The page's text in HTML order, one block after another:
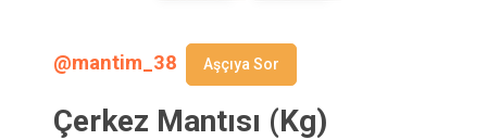
@mantim_38 Aşçıya Sor
Çerkez Mantısı (Kg)